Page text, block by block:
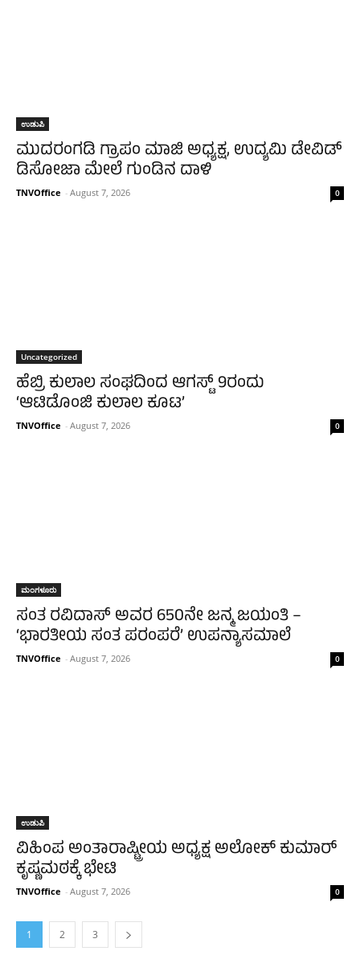
ಉಡುಪಿ
ಮುದರಂಗಡಿ ಗ್ರಾಪಂ ಮಾಜಿ ಅಧ್ಯಕ್ಷ, ಉದ್ಯಮಿ ಡೇವಿಡ್‌
ಡಿಸೋಜಾ ಮೇಲೆ ಗುಂಡಿನ ದಾಳಿ
TNVOffice - August 7, 2026 0
Uncategorized
ಹೆಬ್ರಿ ಕುಲಾಲ ಸಂಘದಿಂದ ಆಗಸ್ಟ್ 9ರಂದು
‘ಆಟಿಡೊಂಜಿ ಕುಲಾಲ ಕೂಟ’
TNVOffice - August 7, 2026 0
ಮಂಗಳೂರು
ಸಂತ ರವಿದಾಸ್ ಅವರ 650ನೇ ಜನ್ಮ ಜಯಂತಿ –
‘ಭಾರತೀಯ ಸಂತ ಪರಂಪರೆ’ ಉಪನ್ಯಾಸಮಾಲೆ
TNVOffice - August 7, 2026 0
ಉಡುಪಿ
ವಿಹಿಂಪ ಅಂತಾರಾಷ್ಟ್ರೀಯ ಅಧ್ಯಕ್ಷ ಅಲೋಕ್ ಕುಮಾರ್‌
ಕೃಷ್ಣಮಠಕ್ಕೆ ಭೇಟಿ
TNVOffice - August 7, 2026 0
1 2 3